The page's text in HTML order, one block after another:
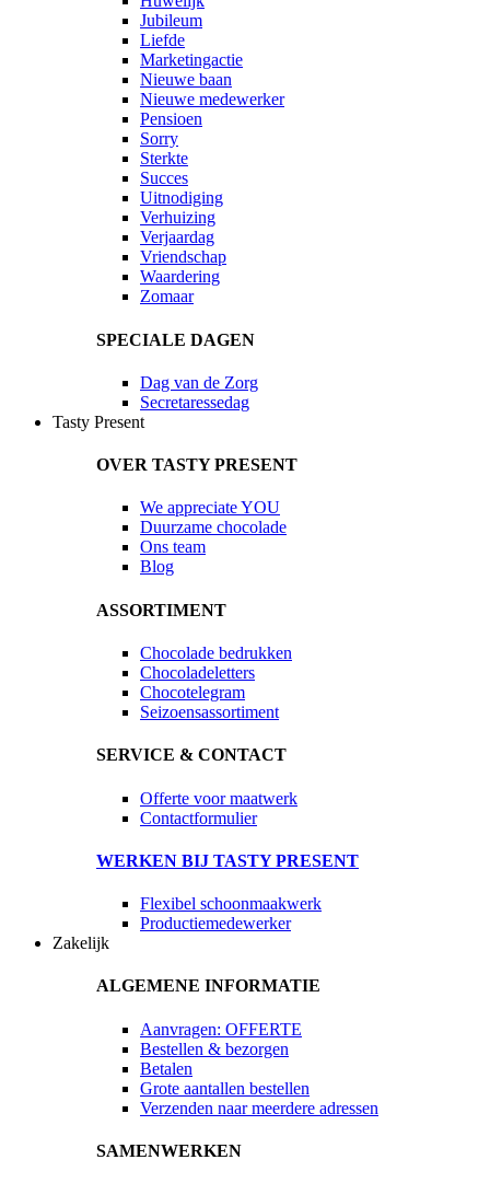
Jubileum
Liefde
Marketingactie
Nieuwe baan
Nieuwe medewerker
Pensioen
Sorry
Sterkte
Succes
Uitnodiging
Verhuizing
Verjaardag
Vriendschap
Waardering
Zomaar
SPECIALE DAGEN
Dag van de Zorg
Secretaressedag
Tasty Present
OVER TASTY PRESENT
We appreciate YOU
Duurzame chocolade
Ons team
Blog
ASSORTIMENT
Chocolade bedrukken
Chocoladeletters
Chocotelegram
Seizoensassortiment
SERVICE & CONTACT
Offerte voor maatwerk
Contactformulier
WERKEN BIJ TASTY PRESENT
Flexibel schoonmaakwerk
Productiemedewerker
Zakelijk
ALGEMENE INFORMATIE
Aanvragen: OFFERTE
Bestellen & bezorgen
Betalen
Grote aantallen bestellen
Verzenden naar meerdere adressen
SAMENWERKEN